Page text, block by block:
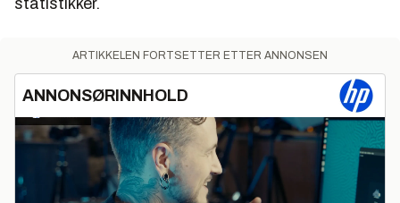
statistikker.
ARTIKKELEN FORTSETTER ETTER ANNONSEN
ANNONSØRINNHOLD